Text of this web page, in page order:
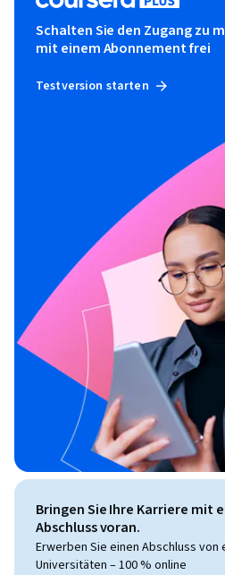
Schalten Sie den Zugang zu
mit einem Abonnement frei
Testversion starten
Bringen Sie Ihre Karriere mit
Abschluss voran.
Erwerben Sie einen Abschluss
Universitäten – 100 % online